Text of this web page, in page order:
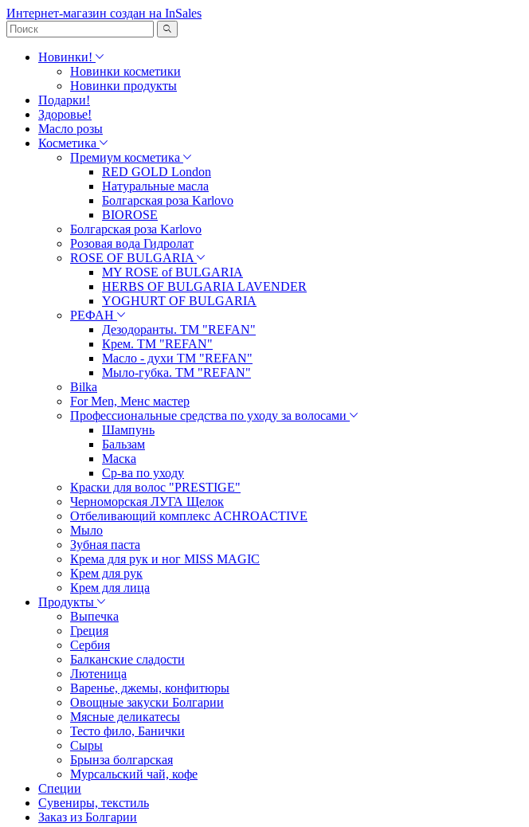
Интернет-магазин создан на InSales
Новинки!
Новинки косметики
Новинки продукты
Подарки!
Здоровье!
Масло розы
Косметика
Премиум косметика
RED GOLD London
Натуральные масла
Болгарская роза Karlovo
BIOROSE
Болгарская роза Karlovo
Розовая вода Гидролат
ROSE OF BULGARIA
MY ROSE of BULGARIA
HERBS OF BULGARIA LAVENDER
YOGHURT OF BULGARIA
РЕФАН
Дезодоранты. ТМ "REFAN"
Крем. ТМ "REFAN"
Масло - духи ТМ "REFAN"
Мыло-губка. ТМ "REFAN"
Bilka
For Men, Менс мастер
Профессиональные средства по уходу за волосами
Шампунь
Бальзам
Маска
Ср-ва по уходу
Краски для волос "PRESTIGE"
Черноморская ЛУГА Щелок
Отбеливающий комплекс ACHROACTIVE
Мыло
Зубная паста
Крема для рук и ног MISS MAGIC
Крем для рук
Крем для лица
Продукты
Выпечка
Греция
Сербия
Балканские сладости
Лютеница
Варенье, джемы, конфитюры
Овощные закуски Болгарии
Мясные деликатесы
Тесто фило, Банички
Сыры
Брынза болгарская
Мурсальский чай, кофе
Специи
Сувениры, текстиль
Заказ из Болгарии